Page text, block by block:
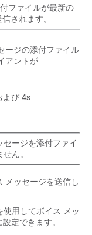
ファイルが最新の
されます。
ージの添付ファイル
アントが
よび 4s
ージを添付ファイ
ん。
メッセージを送信し
用してボイス メッ
定できます。